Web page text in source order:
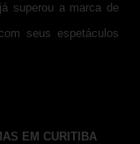
superou a marca de
seus espetáculos
EM CURITIBA